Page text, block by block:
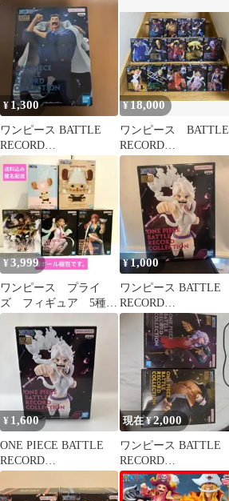
COLLECTION
まとめ売り
¥ 1,300
ワンピース BATTLE
RECORD
COLLECTION
¥18,000
ワンピース BATTLE
RECORD
COLLECTION フィギ
ュア 14体
¥3,999
ワンピース プライ
ズ フィギュア 5種
ONEPIECE チョッパ
ー ルフィ
¥1,000
ワンピース BATTLE
RECORD
COLLECTION
¥ 1,600
ONE PIECE BATTLE
RECORD
COLLECTION
現在 ¥2,000
ワンピース BATTLE
RECORD
COLLECTION 2種